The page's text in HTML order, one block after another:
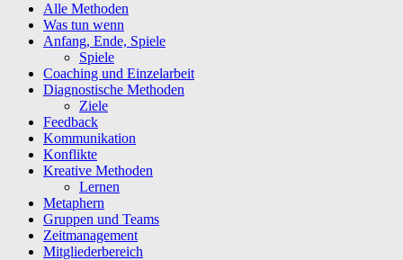
Alle Methoden
Was tun wenn
Anfang, Ende, Spiele
Spiele
Coaching und Einzelarbeit
Diagnostische Methoden
Ziele
Feedback
Kommunikation
Konflikte
Kreative Methoden
Lernen
Metaphern
Gruppen und Teams
Zeitmanagement
Mitgliederbereich